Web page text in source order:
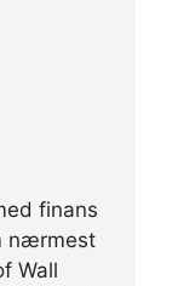
finans
nærmest
Wall